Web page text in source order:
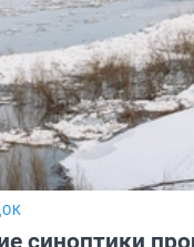
синоптики